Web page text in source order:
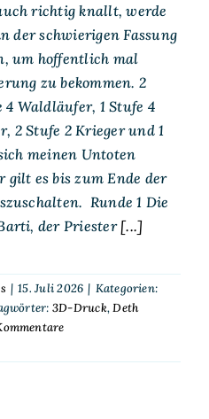
richtig knallt, werde
der schwierigen Fassung
um hoffentlich mal
zu bekommen. 2
Waldläufer, 1 Stufe 4
2 Stufe 2 Krieger und 1
meinen Untoten
gilt es bis zum Ende der
Runde 1 Die
der Priester[...]
| 15. Juli 2026 | Kategorien:
3D-Druck,Deth